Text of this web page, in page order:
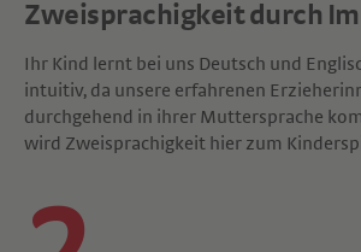
Zweisprachigkeit durch
Ihr Kind lernt bei uns Deutsch und
intuitiv, da unsere erfahrenen
durchgehend in ihrer Muttersprache
wird Zweisprachigkeit hier zum